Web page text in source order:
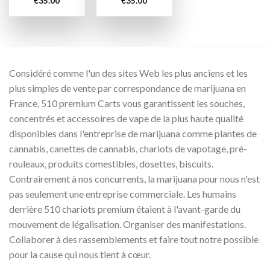
Considéré comme l'un des sites Web les plus anciens et les
plus simples de vente par correspondance de marijuana en
France, 510 premium Carts vous garantissent les souches,
concentrés et accessoires de vape de la plus haute qualité
disponibles dans l'entreprise de marijuana comme plantes de
cannabis, canettes de cannabis, chariots de vapotage, pré-
rouleaux, produits comestibles, dosettes, biscuits.
Contrairement à nos concurrents, la marijuana pour nous n'est
pas seulement une entreprise commerciale. Les humains
derrière 510 chariots premium étaient à l'avant-garde du
mouvement de légalisation. Organiser des manifestations.
Collaborer à des rassemblements et faire tout notre possible
pour la cause qui nous tient à cœur.